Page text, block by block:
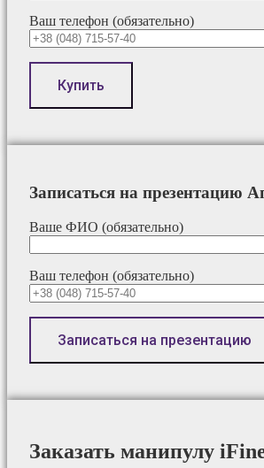
Ваш телефон (обязательно)
Записаться на презентацию
Ваше ФИО (обязательно)
Ваш телефон (обязательно)
Заказать манипулу